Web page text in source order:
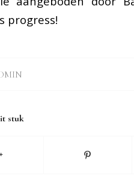
progress!
stuk